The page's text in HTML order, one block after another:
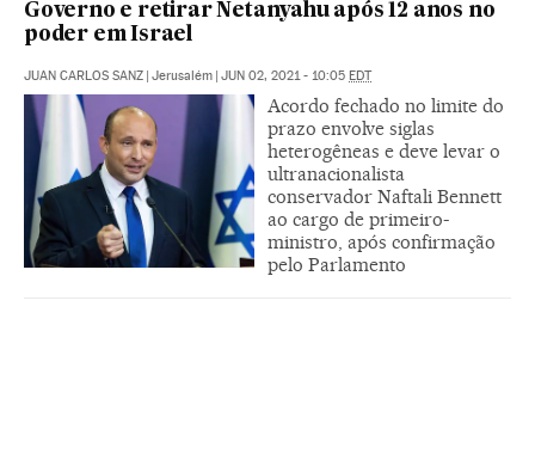
Governo e retirar Netanyahu após 12 anos no
poder em Israel
JUAN CARLOS SANZ Jerusalém JUN 02, 2021 - 10:05 EDT
Acordo fechado no limite do
prazo envolve siglas
heterogêneas e deve levar o
ultranacionalista
conservador Naftali Bennett
ao cargo de primeiro-
ministro, após confirmação
pelo Parlamento